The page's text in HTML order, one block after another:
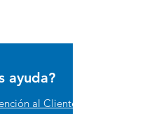
ayuda?
al Cliente